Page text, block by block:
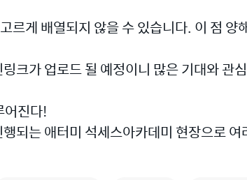
르게 배열되지 않을 수 있습니다. 이 점 양
크가 업로드 될 예정이니 많은 기대와 관
어진다!
되는 애터미 석세스아카데미 현장으로